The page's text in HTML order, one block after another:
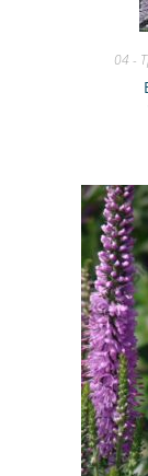
04 -